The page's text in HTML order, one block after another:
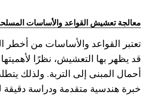
معالجة تعشيش القواعد والأساسات
تعتبر القواعد والأساسات من أخطر
قد يظهر بها التعشيش، نظرًا
أحمال المبنى إلى التربة. ولذلك
خبرة هندسية متقدمة ودراسة دقيقة